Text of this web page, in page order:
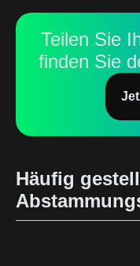
Teilen Sie
finden Sie
Häufig